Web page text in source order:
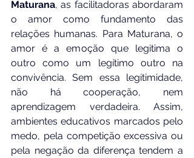
Maturana, as facilitadoras abordaram
o amor como fundamento das
relações humanas. Para Maturana, o
amor é a emoção que legitima o
outro como um legítimo outro na
convivência. Sem essa legitimidade,
não há cooperação, nem
aprendizagem verdadeira. Assim,
ambientes educativos marcados pelo
medo, pela competição excessiva ou
pela negação da diferença tendem a